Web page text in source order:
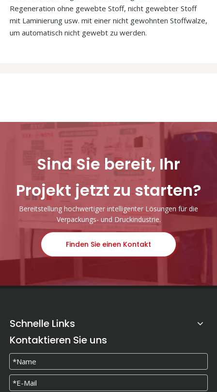
Regeneration ohne gewebte Stoff, nicht gewebter Stoff
mit Laminierung usw. mit einer nicht gewohnten Stoffwalze,
um automatisch nicht gewebt zu werden.
Sind Sie bereit, Ihr
Projekt jetzt zu starten?
Bereitstellung hochwertiger intelligenter Lösungen für die
Verpackungs- und Druckindustrie.
Finden Sie einen Kontakt
Schnelle Links
Kontaktieren Sie uns